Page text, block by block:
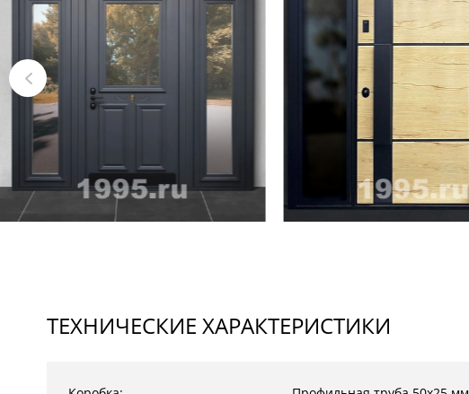
ТЕХНИЧЕСКИЕ ХАРАКТЕРИСТИКИ